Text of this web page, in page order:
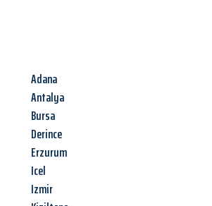
Adana
Antalya
Bursa
Derince
Erzurum
Icel
Izmir